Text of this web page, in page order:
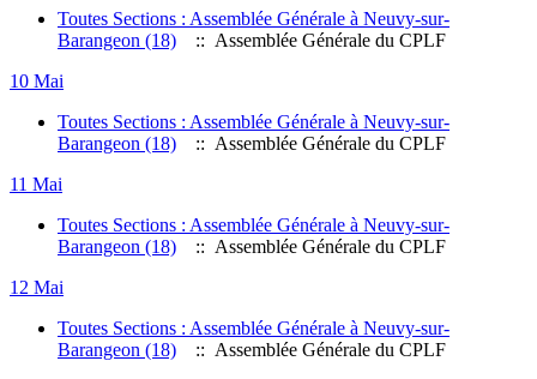
Toutes Sections : Assemblée Générale à Neuvy-sur-
Barangeon (18)
:: Assemblée Générale du CPLF
10 Mai
Toutes Sections : Assemblée Générale à Neuvy-sur-
Barangeon (18)
:: Assemblée Générale du CPLF
11 Mai
Toutes Sections : Assemblée Générale à Neuvy-sur-
Barangeon (18)
:: Assemblée Générale du CPLF
12 Mai
Toutes Sections : Assemblée Générale à Neuvy-sur-
Barangeon (18)
:: Assemblée Générale du CPLF